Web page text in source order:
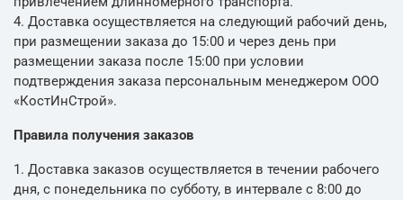
4. Доставка осуществляется на следующий рабочий день,
при размещении заказа до 15:00 и через день при
размещении заказа после 15:00 при условии
подтверждения заказа персональным менеджером ООО
«КостИнСтрой».
Правила получения заказов
1. Доставка заказов осуществляется в течении рабочего
дня, с понедельника по субботу, в интервале с 8:00 до